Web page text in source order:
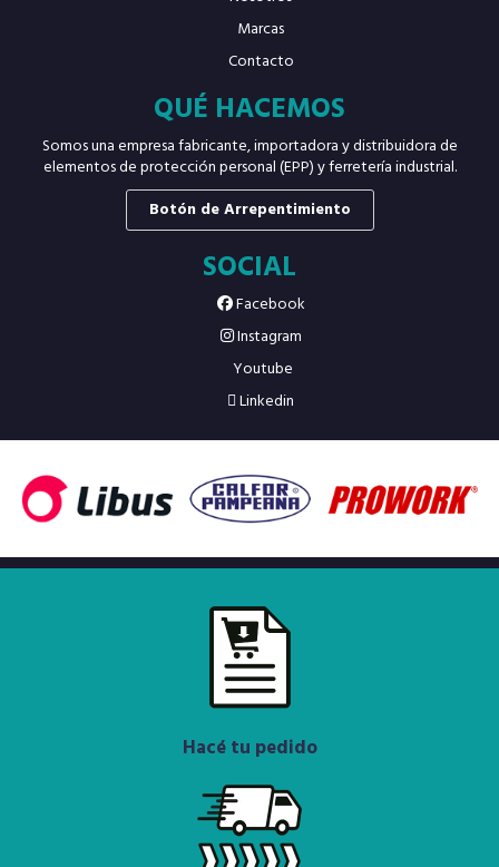
Marcas
Contacto
QUÉ HACEMOS
Somos una empresa fabricante, importadora y distribuidora de
elementos de protección personal (EPP) y ferretería industrial.
Botón de Arrepentimiento
SOCIAL
Facebook
Instagram
Youtube
Linkedin
Hacé tu pedido